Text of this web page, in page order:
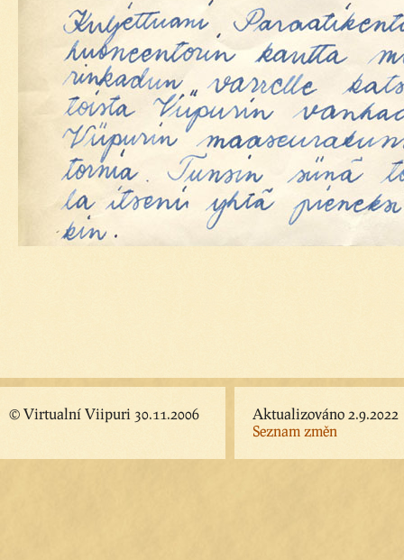
© Virtualní Viipuri 30.11.2006
Aktualizováno 2.9.2022
Seznam změn